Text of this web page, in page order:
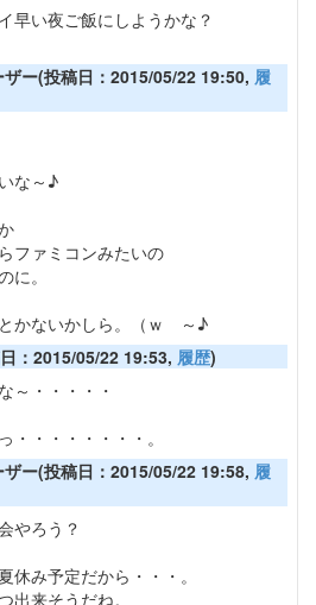
早い夜ご飯にしようかな？
ー(投稿日：2015/05/22 19:50, 履
な～♪
ファミコンみたいの
に。
かないかしら。（ｗ ～♪
：2015/05/22 19:53, 履歴)
～・・・・・
・・・・・・・・。
ー(投稿日：2015/05/22 19:58, 履
やろう？
休み予定だから・・・。
出来そうだね。